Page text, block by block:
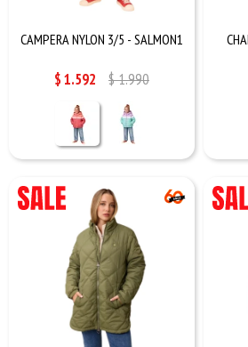
CAMPERA NYLON 3/5 - SALMON1
$1.592 $1.990